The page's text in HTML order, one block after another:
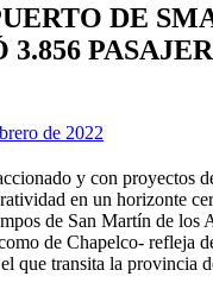
DE
3.856
de 2022
y con proyectos
en un horizonte
de San Martín de los
de Chapelco- refleja
que transita la provincia